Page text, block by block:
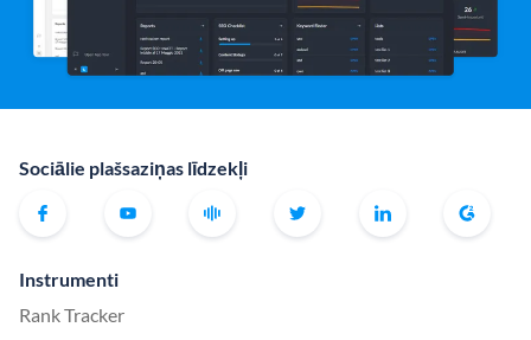
Sociālie plašsaziņas līdzekļi
Instrumenti
Rank Tracker